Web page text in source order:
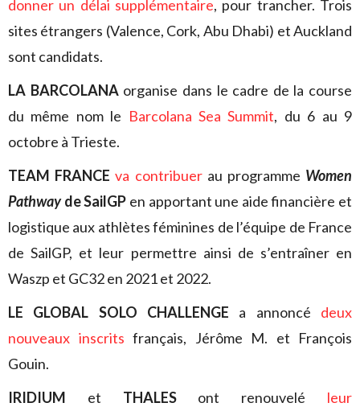
donner un délai supplémentaire, pour trancher. Trois
sites étrangers (Valence, Cork, Abu Dhabi) et Auckland
sont candidats.
LA BARCOLANAorganise dans le cadre de la course
du même nom le Barcolana Sea Summit, du 6 au 9
octobre à Trieste.
TEAM FRANCE va contribuerau programme Women
Pathwayde SailGP en apportant une aide financière et
logistique aux athlètes féminines de l’équipe de France
de SailGP, et leur permettre ainsi de s’entraîner en
Waszp et GC32 en 2021 et 2022.
LE GLOBAL SOLO CHALLENGE a annoncé deux
nouveaux inscrits français, Jérôme M. et François
Gouin.
IRIDIUM et THALESont renouvelé leur